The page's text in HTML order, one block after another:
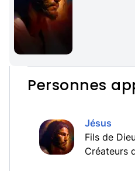
Personnes
Jésus
Fils de
Créateurs